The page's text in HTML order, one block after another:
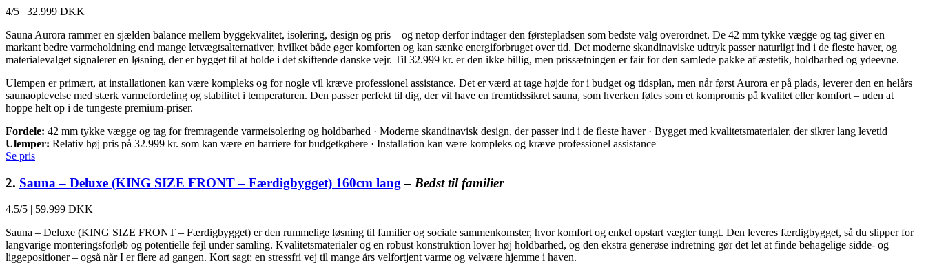
4/5 | 32.999 DKK
Sauna Aurora rammer en sjælden balance mellem byggekvalitet, isolering, design og pris – og netop derfor indtager den førstepladsen som bedste valg overordnet. De 42 mm tykke vægge og tag giver en
markant bedre varmeholdning end mange letvægtsalternativer, hvilket både øger komforten og kan sænke energiforbruget over tid. Det moderne skandinaviske udtryk passer naturligt ind i de fleste haver, og
materialevalget signalerer en løsning, der er bygget til at holde i det skiftende danske vejr. Til 32.999 kr. er den ikke billig, men prissætningen er fair for den samlede pakke af æstetik, holdbarhed og ydeevne.
Ulempen er primært, at installationen kan være kompleks og for nogle vil kræve professionel assistance. Det er værd at tage højde for i budget og tidsplan, men når først Aurora er på plads, leverer den en helårs
saunaoplevelse med stærk varmefordeling og stabilitet i temperaturen. Den passer perfekt til dig, der vil have en fremtidssikret sauna, som hverken føles som et kompromis på kvalitet eller komfort – uden at
hoppe helt op i de tungeste premium-priser.
Fordele: 42 mm tykke vægge og tag for fremragende varmeisolering og holdbarhed · Moderne skandinavisk design, der passer ind i de fleste haver · Bygget med kvalitetsmaterialer, der sikrer lang levetid
Ulemper: Relativ høj pris på 32.999 kr. som kan være en barriere for budgetkøbere · Installation kan være kompleks og kræve professionel assistance
Se pris
2. Sauna – Deluxe (KING SIZE FRONT – Færdigbygget) 160cm lang – Bedst til familier
4.5/5 | 59.999 DKK
Sauna – Deluxe (KING SIZE FRONT – Færdigbygget) er den rummelige løsning til familier og sociale sammenkomster, hvor komfort og enkel opstart vægter tungt. Den leveres færdigbygget, så du slipper for
langvarige monteringsforløb og potentielle fejl under samling. Kvalitetsmaterialer og en robust konstruktion lover høj holdbarhed, og den ekstra generøse indretning gør det let at finde behagelige sidde- og
liggepositioner – også når I er flere ad gangen. Kort sagt: en stressfri vej til mange års velfortjent varme og velvære hjemme i haven.